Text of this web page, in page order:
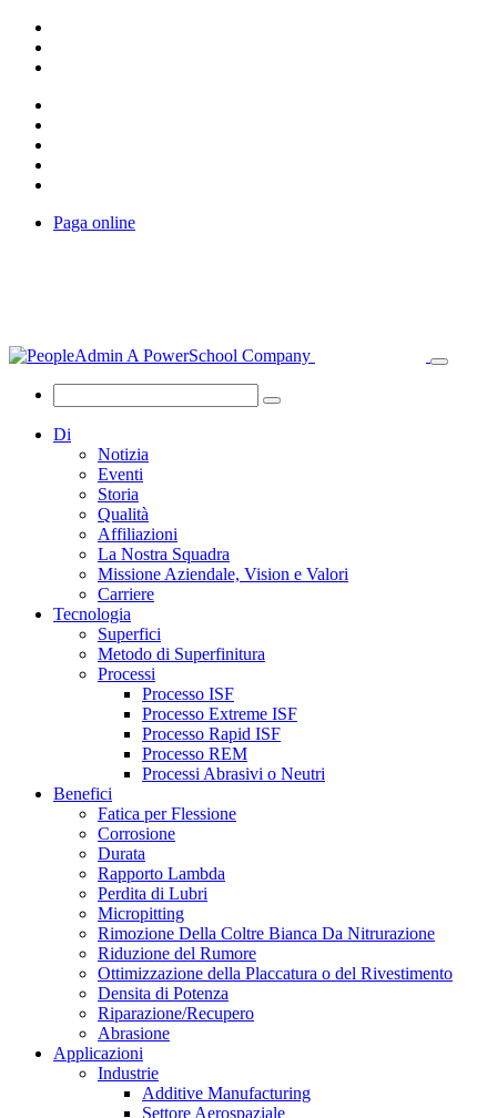
Paga online
Di
Notizia
Eventi
Storia
Qualità
Affiliazioni
La Nostra Squadra
Missione Aziendale, Vision e Valori
Carriere
Tecnologia
Superfici
Metodo di Superfinitura
Processi
Processo ISF
Processo Extreme ISF
Processo Rapid ISF
Processo REM
Processi Abrasivi o Neutri
Benefici
Fatica per Flessione
Corrosione
Durata
Rapporto Lambda
Perdita di Lubri
Micropitting
Rimozione Della Coltre Bianca Da Nitrurazione
Riduzione del Rumore
Ottimizzazione della Placcatura o del Rivestimento
Densita di Potenza
Riparazione/Recupero
Abrasione
Applicazioni
Industrie
Additive Manufacturing
Settore Aerospaziale